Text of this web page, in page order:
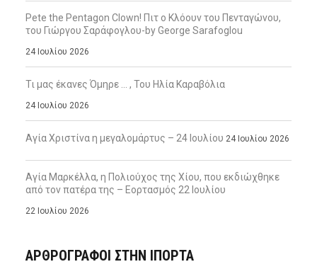
Pete the Pentagon Clown! Πιτ ο Κλόουν του Πενταγώνου,
του Γιώργου Σαράφογλου-by George Sarafoglou
24 Ιουλίου 2026
Τι μας έκανες Όμηρε … , Του Ηλία Καραβόλια
24 Ιουλίου 2026
Αγία Χριστίνα η μεγαλομάρτυς – 24 Ιουλίου 24 Ιουλίου 2026
Αγία Μαρκέλλα, η Πολιούχος της Χίου, που εκδιώχθηκε
από τον πατέρα της – Εορτασμός 22 Ιουλίου
22 Ιουλίου 2026
ΑΡΘΡΟΓΡΑΦΟΙ ΣΤΗΝ IΠΟΡΤΑ